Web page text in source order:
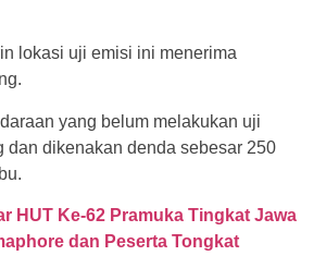
lokasi uji emisi ini menerima
yang belum melakukan uji
dan dikenakan denda sebesar 250
HUT Ke-62 Pramuka Tingkat Jawa
dan Peserta Tongkat